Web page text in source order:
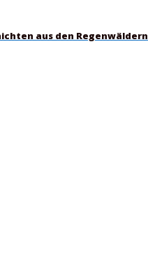
aus den Regenwäldern